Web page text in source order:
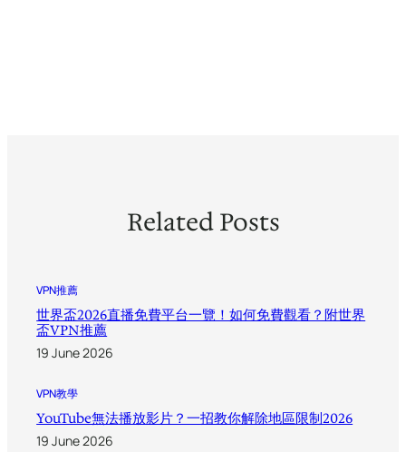
Related Posts
VPN推薦
世界盃2026直播免費平台一覽！如何免費觀看？附世界
盃VPN推薦
19 June 2026
VPN教學
YouTube無法播放影片？一招教你解除地區限制2026
19 June 2026